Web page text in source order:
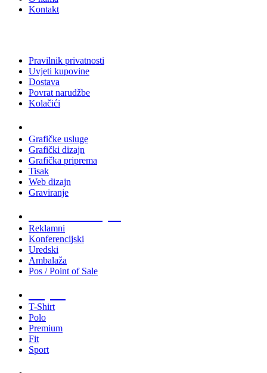
Kontakt
Pravilnik privatnosti
Uvjeti kupovine
Dostava
Povrat narudžbe
Kolačići
Grafičke usluge
Grafički dizajn
Grafička priprema
Tisak
Web dizajn
Graviranje
Reklamni
Konferencijski
Uredski
Ambalaža
Pos / Point of Sale
T-Shirt
Polo
Premium
Fit
Sport